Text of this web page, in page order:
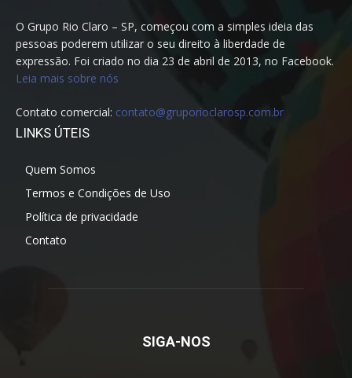
O Grupo Rio Claro – SP, começou com a simples ideia das
pessoas poderem utilizar o seu direito à liberdade de
expressão. Foi criado no dia 23 de abril de 2013, no Facebook.
Leia mais sobre nós
Contato comercial: contato@gruporioclarosp.com.br
LINKS ÚTEIS
Quem Somos
Termos e Condições de Uso
Política de privacidade
Contato
SIGA-NOS